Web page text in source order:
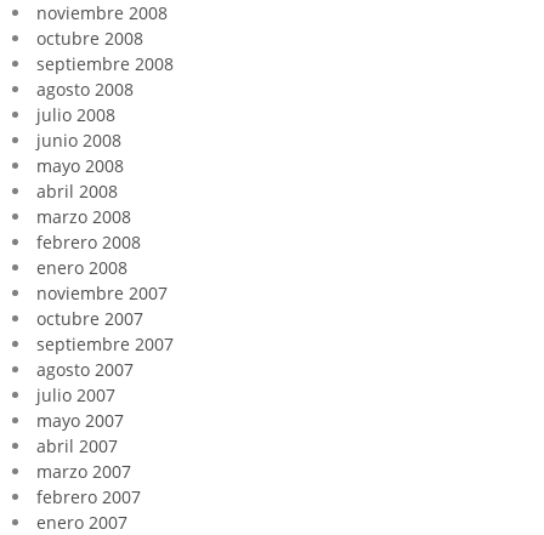
noviembre 2008
octubre 2008
septiembre 2008
agosto 2008
julio 2008
junio 2008
mayo 2008
abril 2008
marzo 2008
febrero 2008
enero 2008
noviembre 2007
octubre 2007
septiembre 2007
agosto 2007
julio 2007
mayo 2007
abril 2007
marzo 2007
febrero 2007
enero 2007